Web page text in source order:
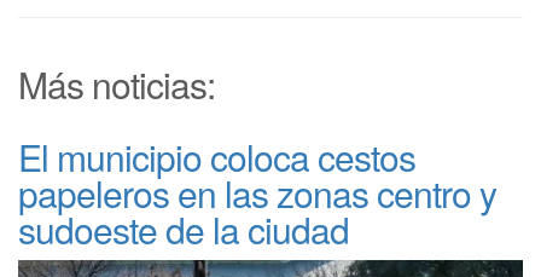
Más noticias:
El municipio coloca cestos
papeleros en las zonas centro y
sudoeste de la ciudad